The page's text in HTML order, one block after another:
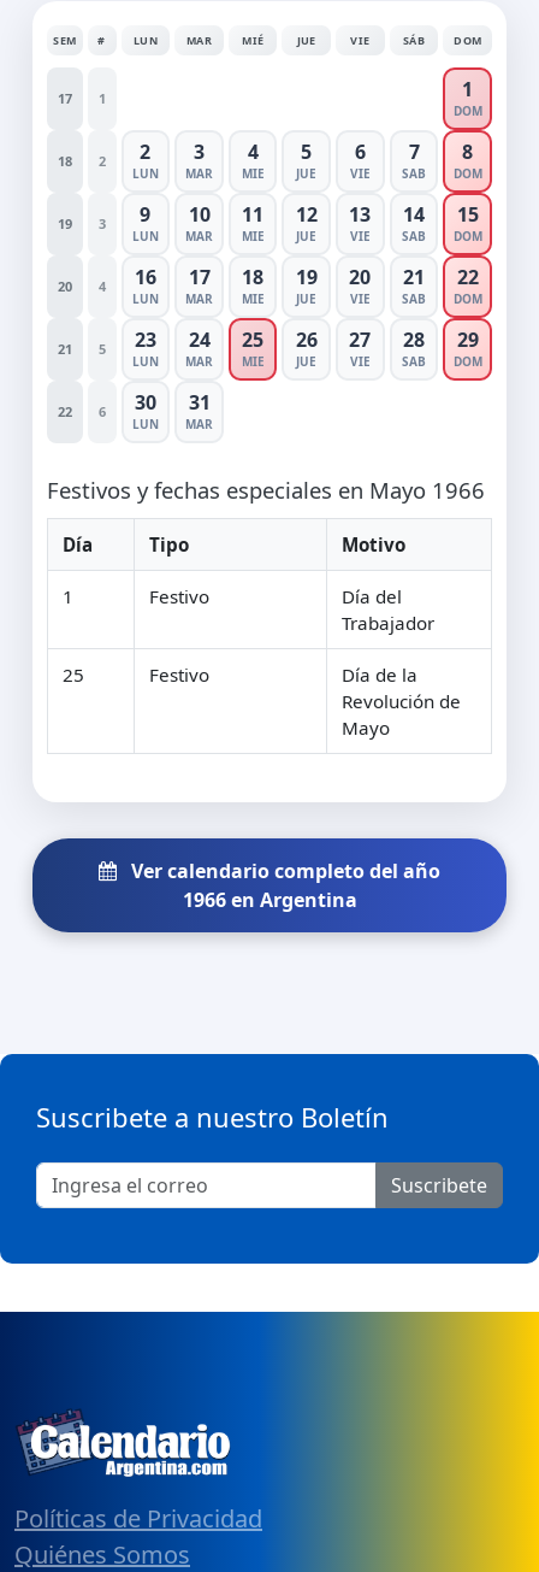
SEM # LUN MAR MIÉ JUE VIE SÁB DOM
17 1 1
DOM
18 2 2
LUN
3
MAR
4
MIE
5
JUE
6
VIE
7
SAB
8
DOM
19 3 9
LUN
10
MAR
11
MIE
12
JUE
13
VIE
14
SAB
15
DOM
20 4 16
LUN
17
MAR
18
MIE
19
JUE
20
VIE
21
SAB
22
DOM
21 5 23
LUN
24
MAR
25
MIE
26
JUE
27
VIE
28
SAB
29
DOM
22 6 30
LUN
31
MAR
Festivos y fechas especiales en Mayo 1966
Día Tipo Motivo
1 Festivo
Día del
Trabajador
25 Festivo
Día de la
Revolución de
Mayo
Ver calendario completo del año
1966 en Argentina
Suscribete a nuestro Boletín
Suscribete
Políticas de Privacidad
Quiénes Somos